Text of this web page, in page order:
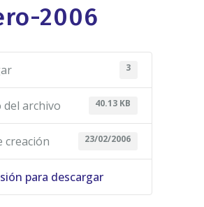
2006
3
del archivo 40.13 KB
creación 23/02/2006
para descargar